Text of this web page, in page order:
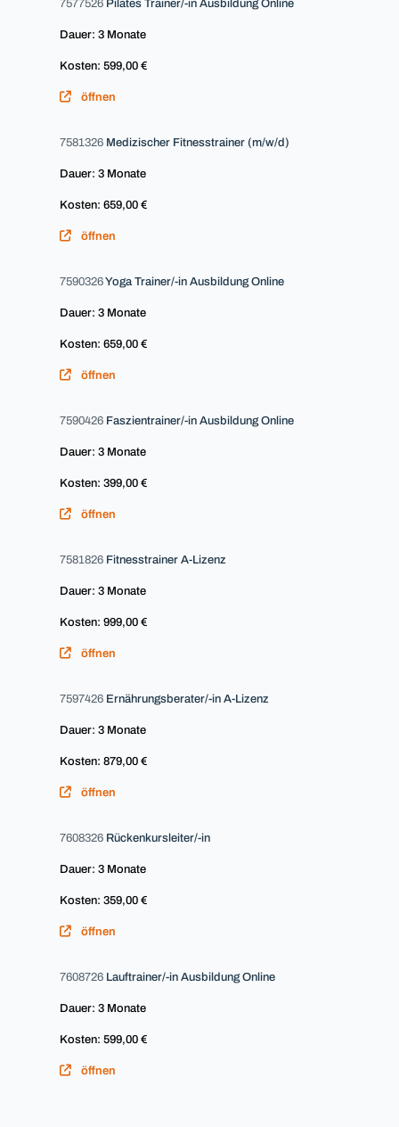
7577526 Pilates Trainer/-in Ausbildung Online
Dauer: 3 Monate
Kosten: 599,00 €
öffnen
7581326 Medizischer Fitnesstrainer (m/w/d)
Dauer: 3 Monate
Kosten: 659,00 €
öffnen
7590326Yoga Trainer/-in Ausbildung Online
Dauer: 3 Monate
Kosten: 659,00 €
öffnen
7590426 Faszientrainer/-in Ausbildung Online
Dauer: 3 Monate
Kosten: 399,00 €
öffnen
7581826 Fitnesstrainer A-Lizenz
Dauer: 3 Monate
Kosten: 999,00 €
öffnen
7597426 Ernährungsberater/-in A-Lizenz
Dauer: 3 Monate
Kosten: 879,00 €
öffnen
7608326 Rückenkursleiter/-in
Dauer: 3 Monate
Kosten: 359,00 €
öffnen
7608726 Lauftrainer/-in Ausbildung Online
Dauer: 3 Monate
Kosten: 599,00 €
öffnen